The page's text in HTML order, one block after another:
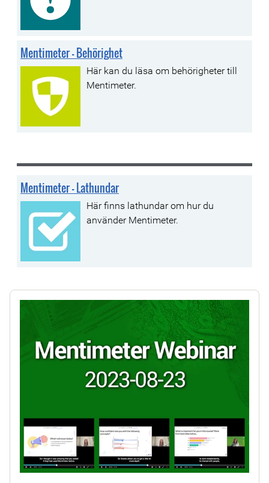
Mentimeter - Behörighet
Här kan du läsa om behörigheter till
Mentimeter.
Mentimeter - Lathundar
Här finns lathundar om hur du
använder Mentimeter.